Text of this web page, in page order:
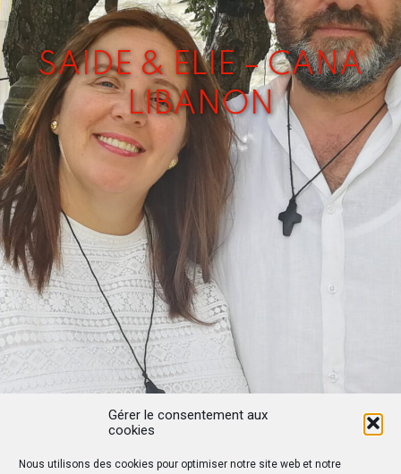
Gérer le consentement aux
cookies
Nous utilisons des cookies pour optimiser notre site web et notre
SAIDE & ELIE – CANA
LIBANON